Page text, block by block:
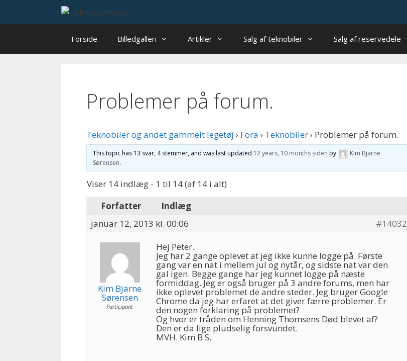
Forside Billedgalleri Artikler Salg af teknobiler Salg af reservedele
Problemer på forum.
Teknobiler og andet gammelt legetøj › Fora › Teknobiler› Problemer på forum.
This topic has 13 svar, 4 stemmer, and was last updated 12 years, 10 months siden by
Kim Bjarne
Sørensen.
Viser 14 indlæg - 1 til 14 (af 14 i alt)
Forfatter
Indlæg
januar 12, 2013 kl. 00:06
#14032
Kim Bjarne
Sørensen
Participant
Hej Peter.
Jeg har 2 gange oplevet at jeg ikke kunne logge på. Første
gang var en nat i mellem jul og nytår, og sidste nat var den
gal igen. Begge gange har jeg kunnet logge på næste
formiddag. Jeg er også bruger på 3 andre forums, men har
ikke oplevet problemet de andre steder. Jeg bruger Google
Chrome da jeg har erfaret at det giver færre problemer. Er
den nogen forklaring på problemet?
Og hvor er tråden om Henning Thomsens Død blevet af?
Den er da lige pludselig forsvundet.
MVH. Kim B S.